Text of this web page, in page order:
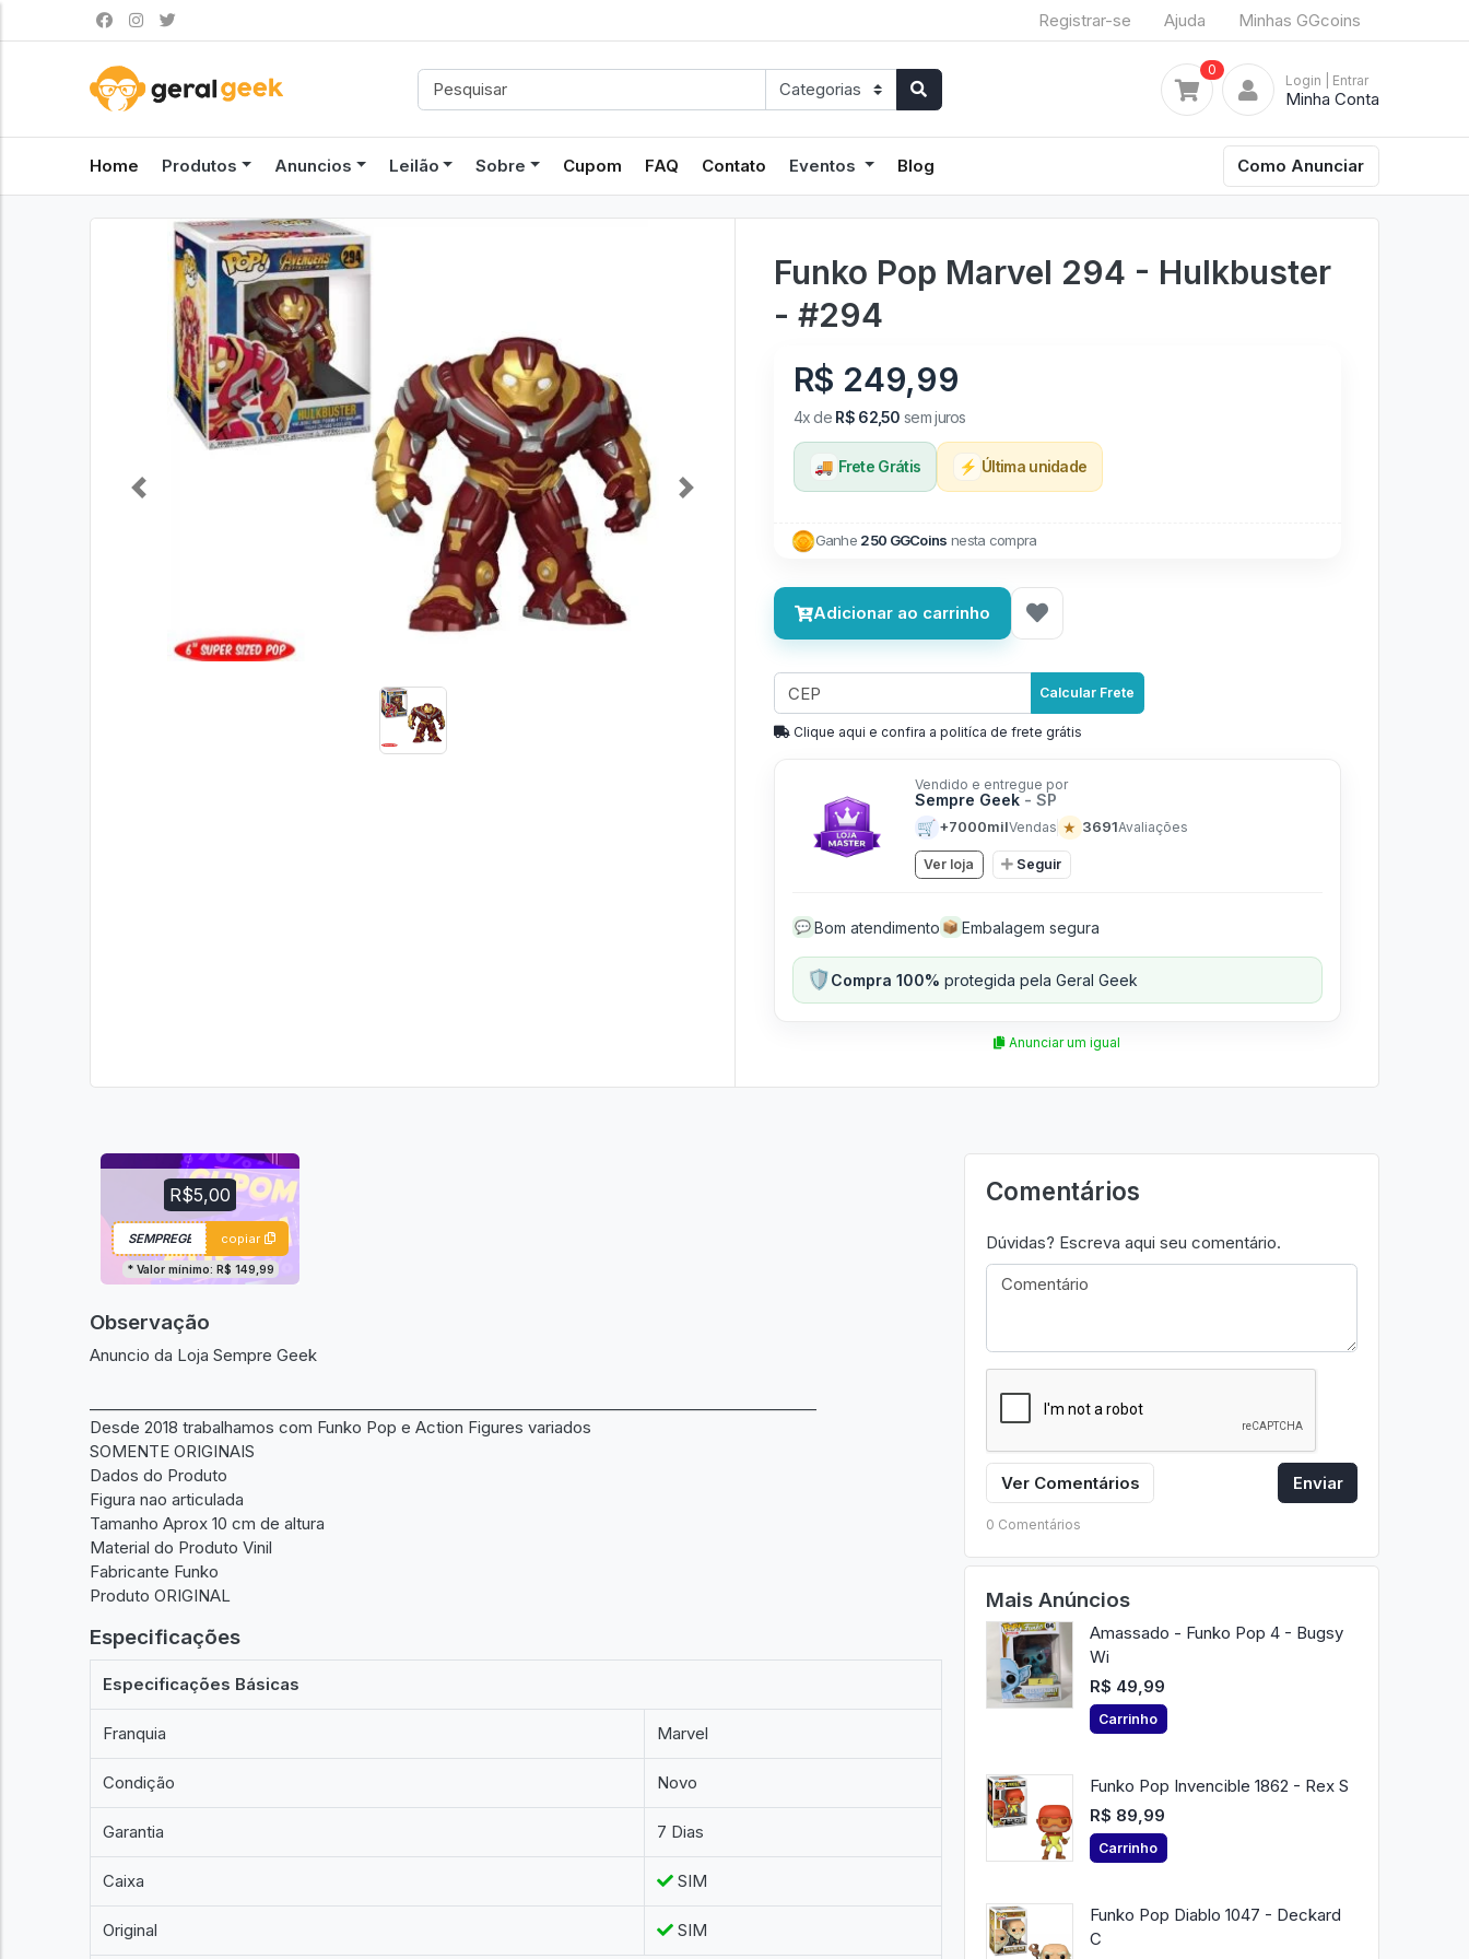
Registrar-se Ajuda Minhas GGcoins
0
Login | Entrar
Minha Conta
Home Produtos Anuncios Leilão Sobre Cupom FAQ Contato Eventos Blog Como Anunciar
Previous Next
Funko Pop Marvel 294 - Hulkbuster
- #294
R$ 249,99
4x de R$ 62,50 sem juros
🚚 Frete Grátis ⚡ Última unidade
Ganhe 250 GGCoins nesta compra
Adicionar ao carrinho
Calcular Frete
Clique aqui e confira a politíca de frete grátis
Vendido e entregue por
Sempre Geek - SP
🛒 +7000milVendas ★ 3691Avaliações
Ver loja Seguir
💬 Bom atendimento 📦 Embalagem segura
🛡️Compra 100% protegida pela Geral Geek
Anunciar um igual
R$5,00
copiar
* Valor mínimo: R$ 149,99
Observação
Anuncio da Loja Sempre Geek
Desde 2018 trabalhamos com Funko Pop e Action Figures variados
SOMENTE ORIGINAIS
Dados do Produto
Figura nao articulada
Tamanho Aprox 10 cm de altura
Material do Produto Vinil
Fabricante Funko
Produto ORIGINAL
Especificações
Especificações Básicas
Franquia Marvel
Condição Novo
Garantia 7 Dias
Caixa SIM
Original SIM
Comentários
Dúvidas? Escreva aqui seu comentário.
Ver Comentários Enviar
0 Comentários
Mais Anúncios
Amassado - Funko Pop 4 - Bugsy
Wi
R$ 49,99
Carrinho
Funko Pop Invencible 1862 - Rex S
R$ 89,99
Carrinho
Funko Pop Diablo 1047 - Deckard
C